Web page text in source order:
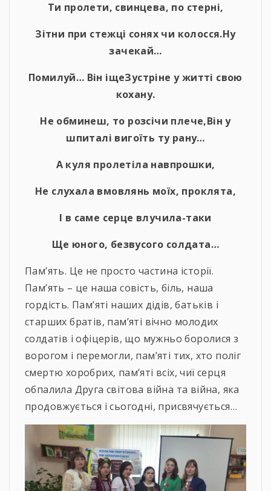
Ти пролети, свинцева, по стерні,
Зітни при стежці сонях чи колосся.Ну
зачекай…
Помилуй… Він іщеЗустріне у житті свою
кохану.
Не обминеш, то розсічи плече,Він у
шпиталі вигоїть ту рану…
А куля пролетіла навпрошки,
Не слухала вмовлянь моїх, проклята,
І в саме серце влучила-таки
Ще юного, безвусого солдата…
Пам’ять. Це не просто частина історії.
Пам’ять – це наша совість, біль, наша
гордість. Пам’яті наших дідів, батьків і
старших братів, пам’яті вічно молодих
солдатів і офіцерів, що мужньо боролися з
ворогом і перемогли, пам’яті тих, хто поліг
смертю хоробрих, пам’яті всіх, чиї серця
обпалила Друга світова війна та війна, яка
продовжується і сьогодні, присвячується…